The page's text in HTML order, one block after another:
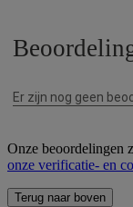
Onze beoordelingen
onze verificatie- en
Terug naar boven